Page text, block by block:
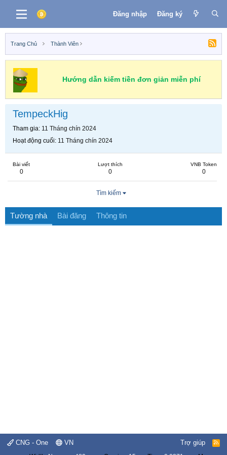
Đăng nhập Đăng ký
Trang Chủ Thành Viên
Hướng dẫn kiếm tiền đơn giản miễn phí
TempeckHig
Tham gia 11 Tháng chín 2024
Hoạt động cuối 11 Tháng chín 2024
Bài viết
0
Lượt thích
0
VNB Token
0
Tìm kiếm
Tường nhà Bài đăng Thông tin
CNG - One VN Trợ giúp
R